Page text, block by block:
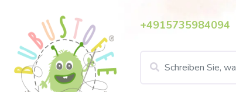
+4915735984094